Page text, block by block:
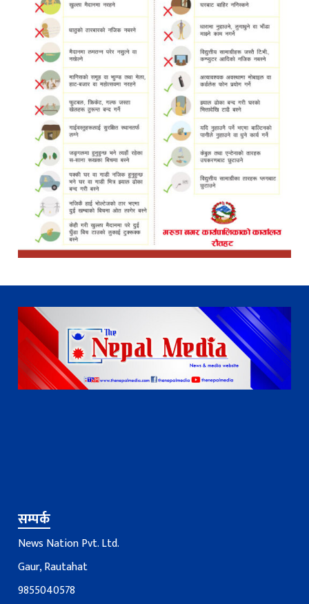
सम्पर्क
News Nation Pvt. Ltd.
Gaur, Rautahat
9855040578